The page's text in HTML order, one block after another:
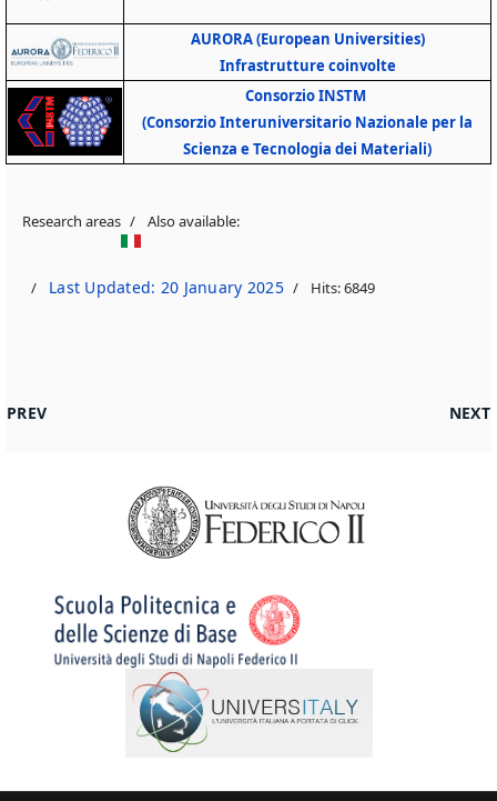
AURORA (European Universities)
Infrastrutture coinvolte
Consorzio INSTM
(Consorzio Interuniversitario Nazionale per la
Scienza e Tecnologia dei Materiali)
Research areas Also available:
Last Updated: 20 January 2025 Hits: 6849
PREVIOUS ARTICLE: MACROAREAS OLD
PREV NEXT
NEXT